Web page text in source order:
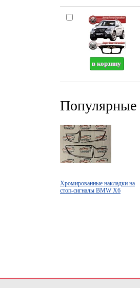
Популярные
Хромированные накладки на
стоп-сигналы BMW X6